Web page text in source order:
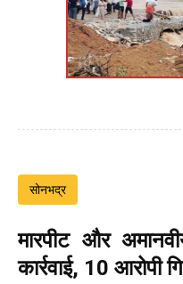
सोनभद्र
मारपीट और
कार्रवाई, 10 आरोपी